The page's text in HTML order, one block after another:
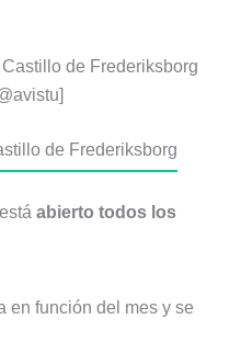
abierto todos los
en función del mes y se
, desde las 10 de la
tarde